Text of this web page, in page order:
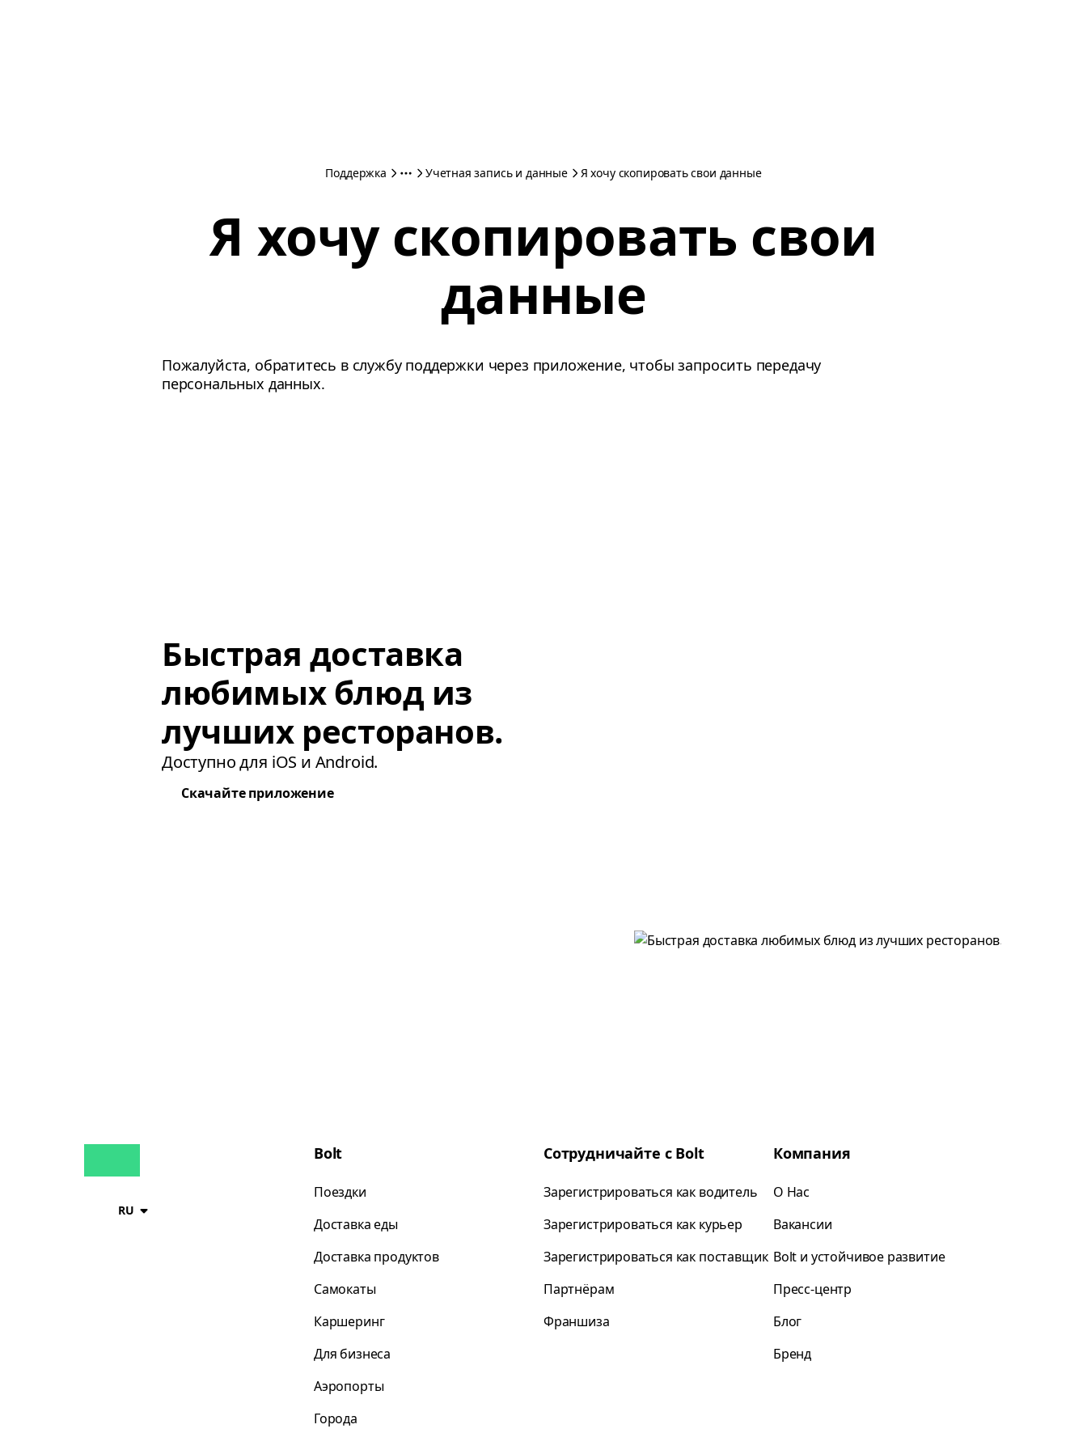
Поддержка Учетная запись и данные Я хочу скопировать свои данные
Я хочу скопировать свои
данные
Пожалуйста, обратитесь в службу поддержки через приложение, чтобы запросить передачу
персональных данных.
Быстрая доставка
любимых блюд из
лучших ресторанов.
Доступно для iOS и Android.
Скачайте приложение
RU
Bolt
Поездки
Доставка еды
Доставка продуктов
Самокаты
Каршеринг
Для бизнеса
Аэропорты
Города
Сотрудничайте с Bolt
Зарегистрироваться как водитель
Зарегистрироваться как курьер
Зарегистрироваться как поставщик
Партнёрам
Франшиза
Компания
О Нас
Вакансии
Bolt и устойчивое развитие
Пресс-центр
Блог
Бренд